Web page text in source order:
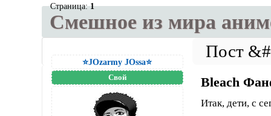
Смешное из мира
Страница:1
⭐JOzarmy JOssa⭐
Свой Bleach
Итак, дети, с